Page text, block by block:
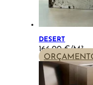
DESERT
166,00€ –